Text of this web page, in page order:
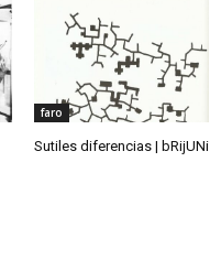
faro
Sutiles diferencias | bRijUNi